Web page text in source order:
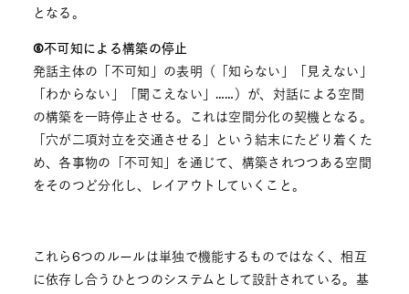
となる。
⑥不可知による構築の停止
発話主体の「不可知」の表明（「知らない」「見えない」
「わからない」「聞こえない」……）が、対話による空間
の構築を一時停止させる。これは空間分化の契機となる。
「穴が二項対立を交通させる」という結末にたどり着くた
め、各事物の「不可知」を通じて、構築されつつある空間
をそのつど分化し、レイアウトしていくこと。
これら6つのルールは単独で機能するものではなく、相互
に依存し合うひとつのシステムとして設計されている。基